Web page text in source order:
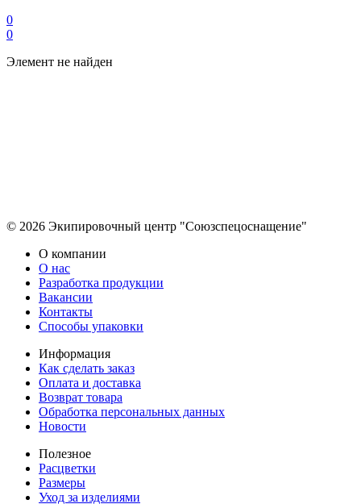
0
0
Элемент не найден
© 2026 Экипировочный центр "Союзспецоснащение"
О компании
О нас
Разработка продукции
Вакансии
Контакты
Способы упаковки
Информация
Как сделать заказ
Оплата и доставка
Возврат товара
Обработка персональных данных
Новости
Полезное
Расцветки
Размеры
Уход за изделиями